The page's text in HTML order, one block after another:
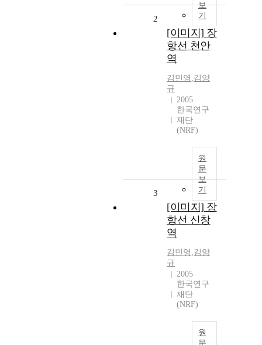
보
기
2
[이미지] 장
항선 천안
역
김민영 ,김양
규
2005
한국연구
재단
(NRF)
원
문
보
기
3
[이미지] 장
항선 신창
역
김민영 ,김양
규
2005
한국연구
재단
(NRF)
원
문